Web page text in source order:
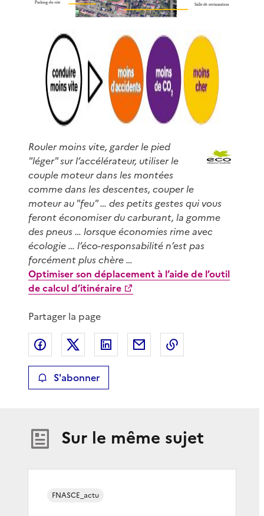
Rouler moins vite, garder le pied
"léger" sur l’accélérateur, utiliser le
couple moteur dans les montées
comme dans les descentes, couper le
moteur au "feu" … des petits gestes qui vous
feront économiser du carburant, la gomme
des pneus … lorsque économies rime avec
écologie … l’éco-responsabilité n’est pas
forcément plus chère …
Optimiser son déplacement à l’aide de l’outil
de calcul d’itinéraire
Partager la page
Partager sur Facebook
Partager sur XPartager sur LinkedIn
Partager par email
S'abonner
Sur le même sujet
FNASCE_actu